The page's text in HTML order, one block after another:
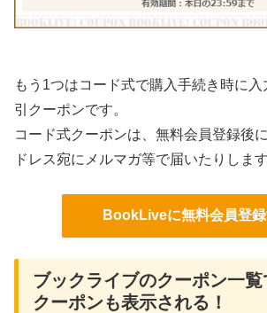
もう1つはコード式で購入手続き時に入
引クーポンです。
コード式クーポンは、無料会員登録後
ドレス宛にメルマガ等で届いたりします
BookLiveに無料会員登
ブックライブのクーポン一
クーポンも表示される！